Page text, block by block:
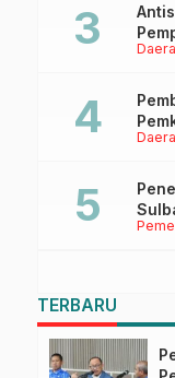
TERBARU